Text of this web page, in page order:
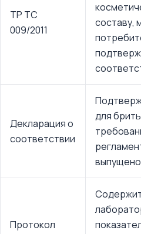
ТР ТС
009/2011
составу,
Декларация о
соответствии
для
Протокол